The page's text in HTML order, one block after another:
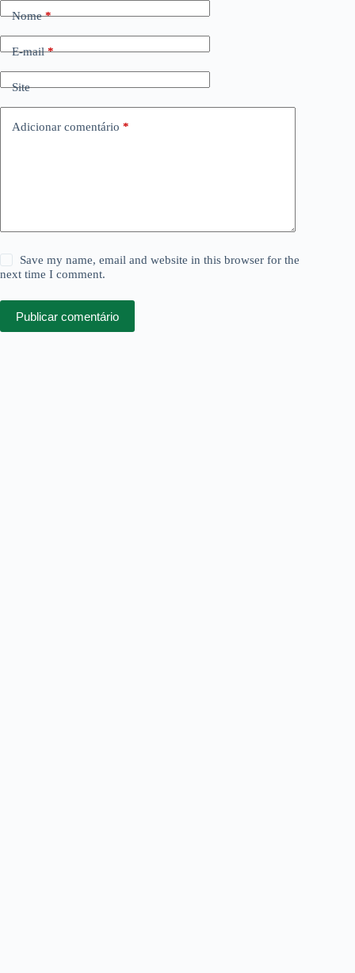
Nome*
E-mail*
Site
Adicionar comentário *
Save my name, email and website in this browser for the
next time I comment.
Publicar comentário